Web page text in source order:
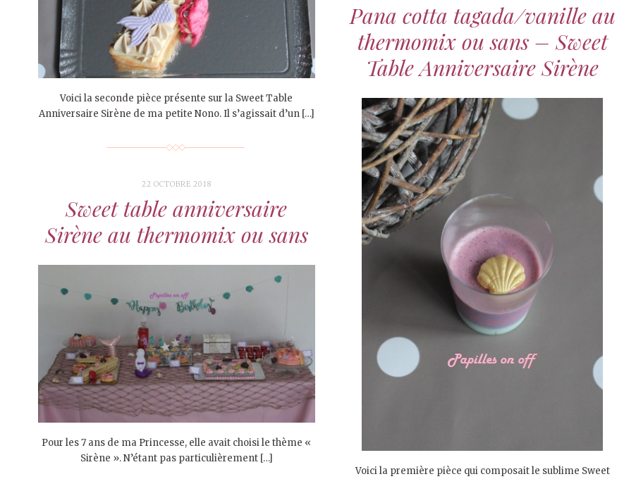
Voici la seconde pièce présente sur la Sweet Table
Anniversaire Sirène de ma petite Nono. Il s’agissait d’un […]
Pana cotta tagada/vanille au
thermomix ou sans – Sweet
Table Anniversaire Sirène
Voici la première pièce qui composait le sublime Sweet
22 OCTOBRE 2018
Sweet table anniversaire
Sirène au thermomix ou sans
Pour les 7 ans de ma Princesse, elle avait choisi le thème «
Sirène ». N’étant pas particulièrement […]